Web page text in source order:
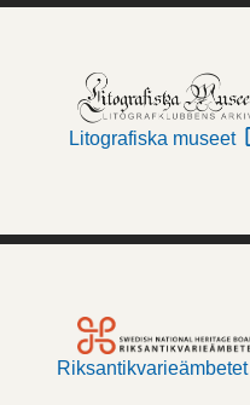
Litografiska museet
Riksantikvarieämbetet